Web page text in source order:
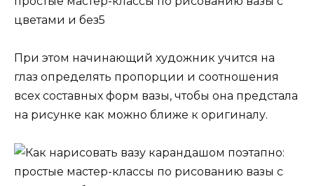
При этом начинающий художник учится на
глаз определять пропорции и соотношения
всех составных форм вазы, чтобы она предстала
на рисунке как можно ближе к оригиналу.